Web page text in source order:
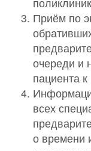
Приём по
очереди и
пациента
всех
о времени